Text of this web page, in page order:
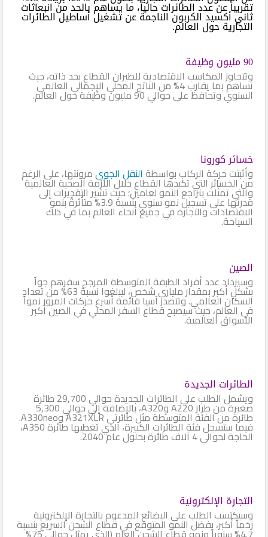
تقريباً عن عدد الطائرات حالياً، ما يساهم بالحد من انبعاثات
ثاني أكسيد الكربون الناجمة عن تشغيل أساطيل الطائرات
التجارية حول العالم.
90 مليون وظيفة
وتتجاوز المكاسب الاقتصادية للطيران القطاع بحد ذاته، حيث
تساهم بما يقارب 4% من الناتج المحلي الإجمالي العالمي
السنوي وتحافظ على حوالي 90 مليون وظيفة حول العالم.
خسائر كورونا
وأثبتت حركة الركاب بواسطة النقل الجويمرونتها، على الرغم
من الخسائر التي تكبدها القطاع خلال الأزمة الصحية العالمية
والتي تمثّلت بتراجع النمو لعامين؛ حيث تشير التقديرات إلى
قدرتها على تسجيل نمو سنوي بنسبة 3.9% متأثرةً بنمو
الاقتصادات والتجارة في جميع أنحاء العالم بما في ذلك
السياحة.
الصين
وسيزداد عدد أفراد الطبقة المتوسطة المرجح سفرهم جواً
بشكلٍ أكبر بمقدار ملياري شخص، ليبلغوا نسبة 63% من تعداد
السكان العالمي. وتتصدر آسيا قائمة أسرع حركات المرور نمواً
في العالم، حيث سيصبح قطاع السفر المحلي في الصين أكبر
الأسواق العالمية.
الطائرات الجديدة
ويشمل الطلب على الطائرات الجديدة حوالي 29,700 طائرة
صغيرة من طراز A220 وِA320، بالإضافة إلى حوالي 5,300
طائرة من الفئة المتوسطة مثل طائرتي A321XLR وA330neo.
فيما ستسجل فئة الطائرات الكبيرة، الذي تغطيها طائرة A350،
الحاجة لحوالي 4 آلاف طائرة بحلول عام 2040.
التجارة الإلكترونية
وسيكتسب الطلب على البضائع المدعوم بالتجارة الإلكترونية
زخماً أكبر، بفضل النمو المتوقع في قطاع الشحن السريع بنسبة